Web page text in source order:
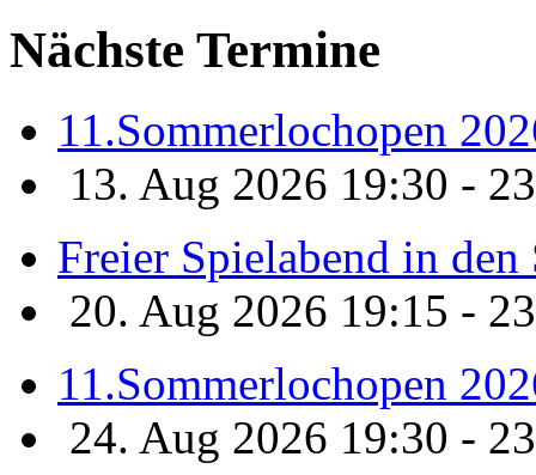
Nächste Termine
11.Sommerlochopen
13. Aug 2026 19:30 -
Freier Spielabend in
20. Aug 2026 19:15 -
11.Sommerlochopen
24. Aug 2026 19:30 -